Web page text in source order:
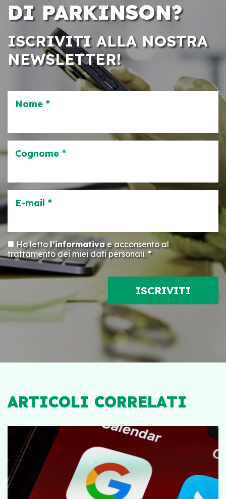
DI PARKINSON?
ISCRIVITI ALLA NOSTRA
NEWSLETTER!
Nome *
Cognome *
E-mail *
Ho lettol’informativae acconsento al
trattamento dei miei dati personali. *
ARTICOLI CORRELATI